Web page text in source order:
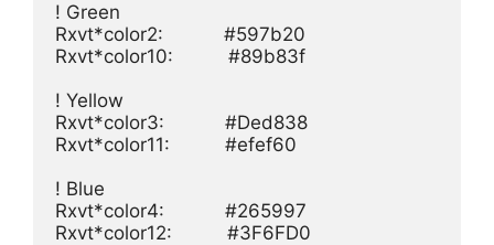
! Green
Rxvt*color2:           #597b20
Rxvt*color10:          #89b83f
! Yellow
Rxvt*color3:           #Ded838
Rxvt*color11:          #efef60
! Blue
Rxvt*color4:           #265997
Rxvt*color12:          #3F6FD0